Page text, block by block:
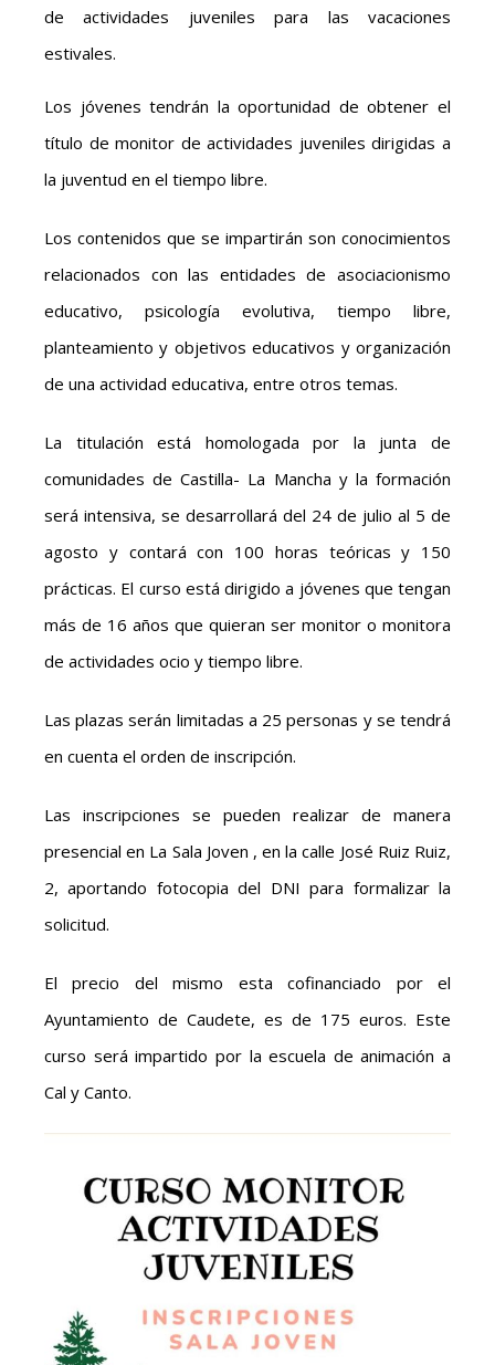
de actividades juveniles para las vacaciones
estivales.
Los jóvenes tendrán la oportunidad de obtener el
título de monitor de actividades juveniles dirigidas a
la juventud en el tiempo libre.
Los contenidos que se impartirán son conocimientos
relacionados con las entidades de asociacionismo
educativo, psicología evolutiva, tiempo libre,
planteamiento y objetivos educativos y organización
de una actividad educativa, entre otros temas.
La titulación está homologada por la junta de
comunidades de Castilla- La Mancha y la formación
será intensiva, se desarrollará del 24 de julio al 5 de
agosto y contará con 100 horas teóricas y 150
prácticas. El curso está dirigido a jóvenes que tengan
más de 16 años que quieran ser monitor o monitora
de actividades ocio y tiempo libre.
Las plazas serán limitadas a 25 personas y se tendrá
en cuenta el orden de inscripción.
Las inscripciones se pueden realizar de manera
presencial en La Sala Joven , en la calle José Ruiz Ruiz,
2, aportando fotocopia del DNI para formalizar la
solicitud.
El precio del mismo esta cofinanciado por el
Ayuntamiento de Caudete, es de 175 euros. Este
curso será impartido por la escuela de animación a
Cal y Canto.